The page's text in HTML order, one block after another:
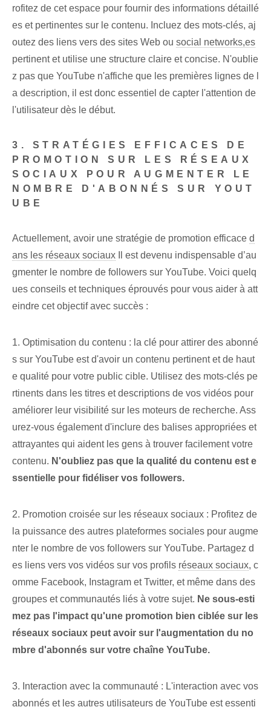
rofitez de cet espace pour fournir des informations détaillé
es et pertinentes sur le contenu. Incluez des mots-clés, aj
outez des liens vers des sites Web ou social networks,es
pertinent et utilise une structure claire et concise. N'oublie
z pas que YouTube n'affiche que les premières lignes de l
a description, il est donc essentiel de capter l'attention de
l'utilisateur dès le début.
3. STRATÉGIES EFFICACES DE
PROMOTION SUR LES RÉSEAUX
SOCIAUX POUR AUGMENTER LE
NOMBRE D'ABONNÉS SUR YOUT
UBE
Actuellement, avoir une stratégie de promotion efficace d
ans les réseaux sociaux Il est devenu indispensable d’au
gmenter le nombre de followers sur YouTube. Voici quelq
ues conseils et techniques éprouvés pour vous aider à att
eindre cet objectif avec succès :
1. Optimisation du contenu : la clé pour attirer des abonné
s sur YouTube est d'avoir un contenu pertinent et de haut
e qualité pour votre public cible. Utilisez des mots-clés pe
rtinents dans les titres et descriptions de vos vidéos pour
améliorer leur visibilité sur les moteurs de recherche. Ass
urez-vous également d'inclure des balises appropriées et
attrayantes qui aident les gens à trouver facilement votre
contenu. N'oubliez pas que la qualité du contenu est e
ssentielle pour fidéliser vos followers.
2. Promotion croisée sur les réseaux sociaux : Profitez de
la puissance des autres plateformes sociales pour augme
nter le nombre de vos followers sur YouTube. Partagez d
es liens vers vos vidéos sur vos profils réseaux sociaux, c
omme Facebook, Instagram et Twitter, et même dans des
groupes et communautés liés à votre sujet. Ne sous-esti
mez pas l'impact qu'une promotion bien ciblée sur les
réseaux sociaux peut avoir sur l'augmentation du no
mbre d'abonnés sur votre chaîne YouTube.
3. Interaction avec la communauté : L'interaction avec vos
abonnés et les autres utilisateurs de YouTube est essenti